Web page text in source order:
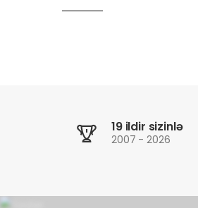
19 ildir sizinlə
2007 - 2026